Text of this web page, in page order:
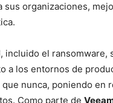
sus organizaciones,
incluido el ransomware,
a los entornos de
nunca, poniendo en
Como parte de